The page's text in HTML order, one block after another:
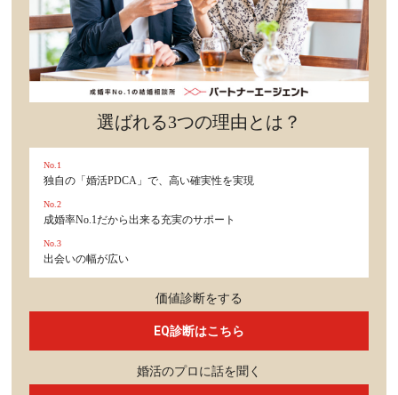
驚き
選ばれる3つの理由とは？
No.1
独自の「婚活PDCA」で、高い確実性を実現
No.2
成婚率No.1だから出来る充実のサポート
No.3
出会いの幅が広い
価値診断をする
EQ診断はこちら
婚活のプロに話を聞く